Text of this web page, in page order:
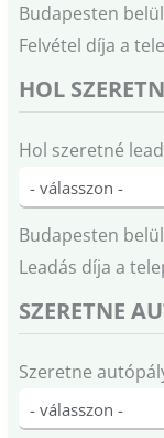
Budapesten
Felvétel díja a
HOL
Hol szeretné
Budapesten
Leadás díja a
SZERETNE
Szeretne